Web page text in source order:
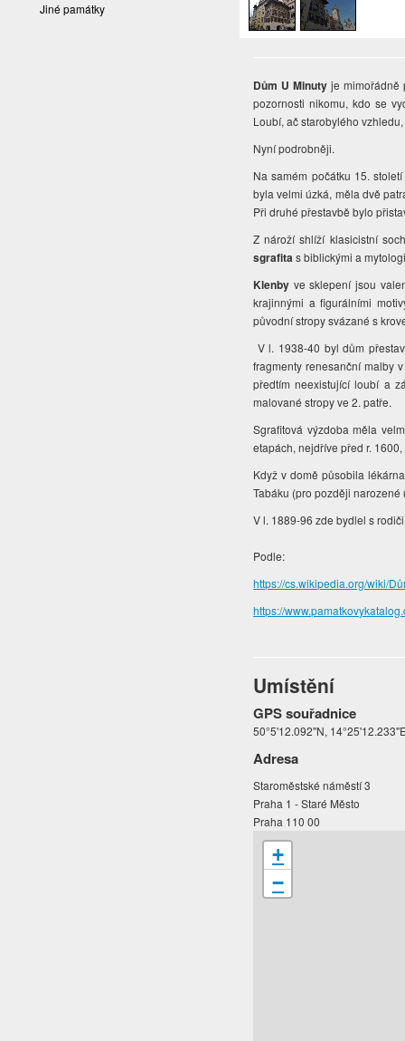
Jiné památky
Dům U Minuty je mimořádně
pozornosti nikomu, kdo se
Loubí, ač starobylého
Nyní podrobněji.
Na samém počátku 15.
byla velmi úzká, měla dvě
Při druhé přestavbě bylo
Z nároží shlíží klasicistní
sgrafitas biblickými a
Klenby ve sklepení jsou
krajinnými a figurálními
původní stropy svázané s
V l. 1938-40 byl dům
fragmenty renesanční malby
předtím neexistující loubí a
malované stropy ve 2. patře.
Sgrafitová výzdoba měla
etapách, nejdříve před r.
Když v domě působila
Tabáku (pro později
V l. 1889-96 zde bydlel s
Podle:
https://cs.wikipedia.org/wiki/
https://
Umístění
GPS souřadnice
50°5'12.092"N,
Adresa
Staroměstské náměstí 3
Praha 1 - Staré Město
Praha 110 00
+
−